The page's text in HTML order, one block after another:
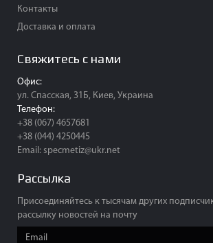
Контакты
Доставка и оплата
Свяжитесь с нами
Офис:
ул. Спасская, 31Б, Киев, Украина
Телефон:
+38 (067) 4657681
+38 (044) 4250445
Email: specmetiz@ukr.net
Рассылка
Присоединяйтесь к тысячам других
рассылку новостей на почту